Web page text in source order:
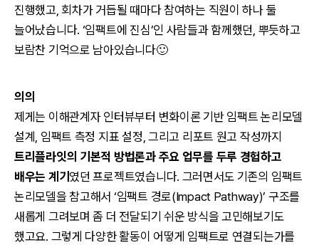
진행했고, 회차가 거듭될 때마다 참여하는 직원이 하나 둘
늘어났습니다. ‘임팩트에 진심’인 사람들과 함께했던, 뿌듯하고
보람찬 기억으로 남아있습니다🙂
의의
제게는 이해관계자 인터뷰부터 변화이론 기반 임팩트 논리모델
설계, 임팩트 측정 지표 설정, 그리고 리포트 원고 작성까지
트리플라잇의 기본적 방법론과 주요 업무를 두루 경험하고
배우는 계기 였던 프로젝트였습니다. 그러면서도 기존의 임팩트
논리모델을 참고해서 ‘임팩트 경로(Impact Pathway)’ 구조를
새롭게 그려보며 좀 더 전달되기 쉬운 방식을 고민해보기도
했고요. 그렇게 다양한 활동이 어떻게 임팩트로 연결되는가를